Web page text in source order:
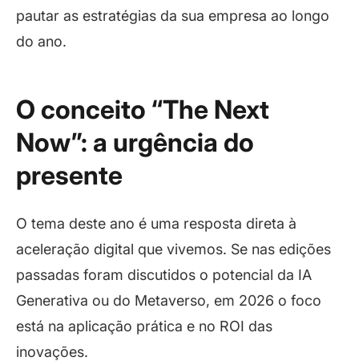
pautar as estratégias da sua empresa ao longo
do ano.
O conceito “The Next
Now”: a urgência do
presente
O tema deste ano é uma resposta direta à
aceleração digital que vivemos. Se nas edições
passadas foram discutidos o potencial da IA
Generativa ou do Metaverso, em 2026 o foco
está na aplicação prática e no ROI das
inovações.